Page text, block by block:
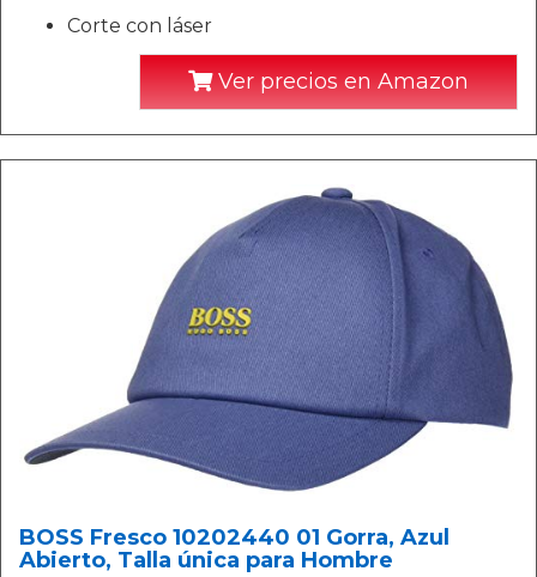
Corte con láser
Ver precios en Amazon
BOSS Fresco 10202440 01 Gorra, Azul
Abierto, Talla única para Hombre